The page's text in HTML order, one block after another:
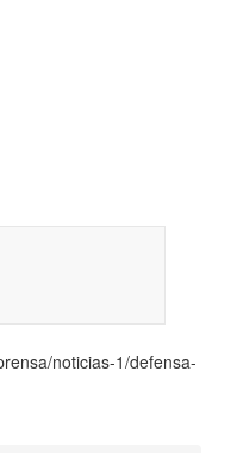
noticias-1/defensa-